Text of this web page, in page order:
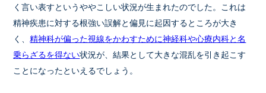
く言い表すというややこしい状況が生まれたのでした。これは
精神疾患に対する根強い誤解と偏見に起因するところが大き
く、精神科が偏った視線をかわすために神経科や心療内科と名
乗らざるを得ない状況が、結果として大きな混乱を引き起こす
ことになったといえるでしょう。